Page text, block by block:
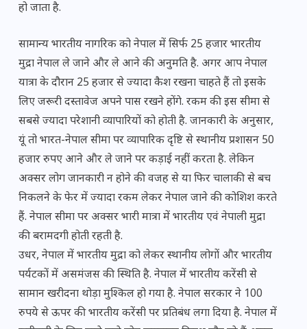
हो जाता है.
सामान्य भारतीय नागरिक को नेपाल में सिर्फ 25 हजार भारतीय
मुद्रा नेपाल ले जाने और ले आने की अनुमति है. अगर आप नेपाल
यात्रा के दौरान 25 हजार से ज्यादा कैश रखना चाहते हैं तो इसके
लिए जरूरी दस्तावेज अपने पास रखने होंगे. रकम की इस सीमा से
सबसे ज्यादा परेशानी व्यापारियों को होती है. जानकारी के अनुसार,
यूं तो भारत-नेपाल सीमा पर व्यापारिक दृष्टि से स्थानीय प्रशासन 50
हजार रुपए आने और ले जाने पर कड़ाई नहीं करता है. लेकिन
अक्सर लोग जानकारी न होने की वजह से या फिर चालाकी से बच
निकलने के फेर में ज्यादा रकम लेकर नेपाल जाने की कोशिश करते
हैं. नेपाल सीमा पर अक्सर भारी मात्रा में भारतीय एवं नेपाली मुद्रा
की बरामदगी होती रहती है.
उधर, नेपाल में भारतीय मुद्रा को लेकर स्थानीय लोगों और भारतीय
पर्यटकों में असमंजस की स्थिति है. नेपाल में भारतीय करेंसी से
सामान खरीदना थोड़ा मुश्किल हो गया है. नेपाल सरकार ने 100
रुपये से ऊपर की भारतीय करेंसी पर प्रतिबंध लगा दिया है. नेपाल में